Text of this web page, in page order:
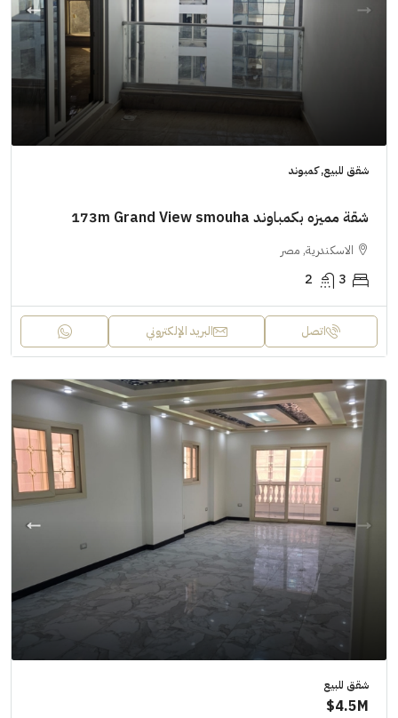
شقق للبيع, كمبوند
شقة مميزه بكمباوند 173m Grand View smouha
الاسكندرية, مصر
3
2
اتصل البريد الإلكتروني
شقق للبيع
4.5M$